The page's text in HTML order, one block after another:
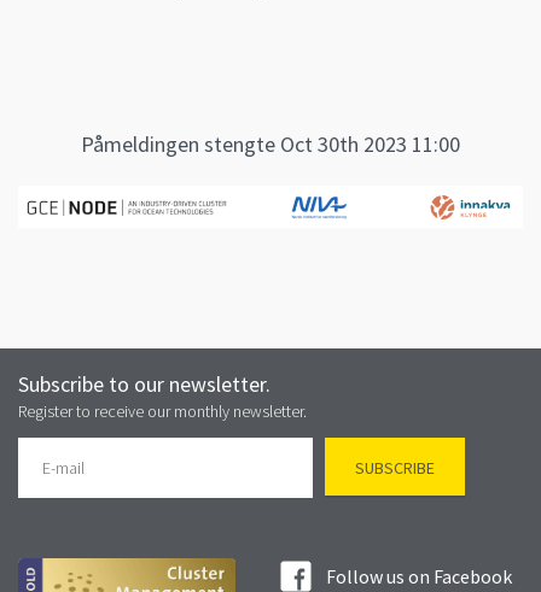
Påmeldingen stengte Oct 30th 2023 11:00
Subscribe to our newsletter.
Register to receive our monthly newsletter.
Follow us on Facebook